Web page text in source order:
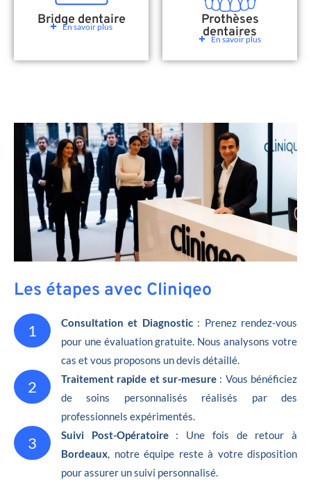
Bridge dentaire
En savoir plus Prothèses
dentaires
En savoir plus
Les étapes avec Cliniqeo
1 Consultation et Diagnostic: Prenez rendez-vous
pour une évaluation gratuite. Nous analysons votre
cas et vous proposons un devis détaillé.
2 Traitement rapide et sur-mesure : Vous bénéficiez
de soins personnalisés réalisés par des
professionnels expérimentés.
3 Suivi Post-Opératoire : Une fois de retour à
Bordeaux , notre équipe reste à votre disposition
pour assurer un suivi personnalisé.